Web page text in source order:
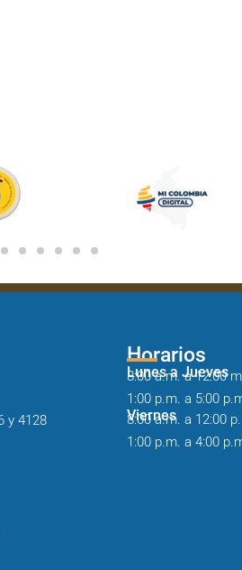
y 4128
Horarios
Lunes a Jueves
8:00 a.m. a 12:00 m
1:00 p.m. a 5:00
Viernes
8:00 a.m. a 12:00
1:00 p.m. a 4:00